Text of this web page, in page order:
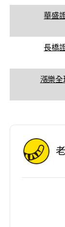
華盛
長橋
漲樂全